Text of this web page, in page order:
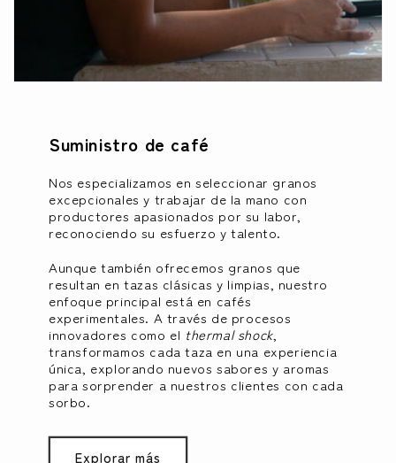
Suministro de café
Nos especializamos en seleccionar granos
excepcionales y trabajar de la mano con
productores apasionados por su labor,
reconociendo su esfuerzo y talento.
Aunque también ofrecemos granos que
resultan en tazas clásicas y limpias, nuestro
enfoque principal está en cafés
experimentales. A través de procesos
innovadores como el thermal shock,
transformamos cada taza en una experiencia
única, explorando nuevos sabores y aromas
para sorprender a nuestros clientes con cada
sorbo.
Explorar más